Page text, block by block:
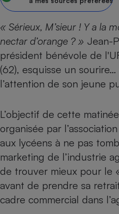
« Sérieux, M’sieur ! Y a la
nectar d’orange ? » Jean-
président bénévole de
(62), esquisse un
l’attention de son jeune
L’objectif de cette
organisée par
aux lycéens à ne pas
marketing de l’industrie
de trouver mieux pour le
avant de prendre sa
cadre commercial dans
Choisir son fioul
Choisir son pellet
Comparateur assurance
Energie Moins Chère
Tous les comparateurs
Toutes les cartes
Speedtest -
connexion